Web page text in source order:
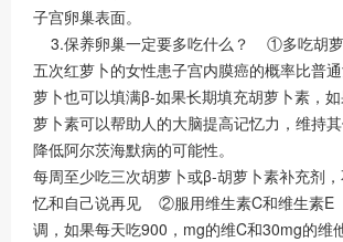
子宫卵巢表面。
3.保养卵巢一定要多吃什么？ ①多吃胡
五次红萝卜的女性患子宫内膜癌的概率比普
萝卜也可以填满β-如果长期填充胡萝卜素，
萝卜素可以帮助人的大脑提高记忆力，维持
降低阿尔茨海默病的可能性。
每周至少吃三次胡萝卜或β-胡萝卜素补充剂
忆和自己说再见 ②服用维生素C和维生素
调，如果每天吃900，mg的维C和30mg的维